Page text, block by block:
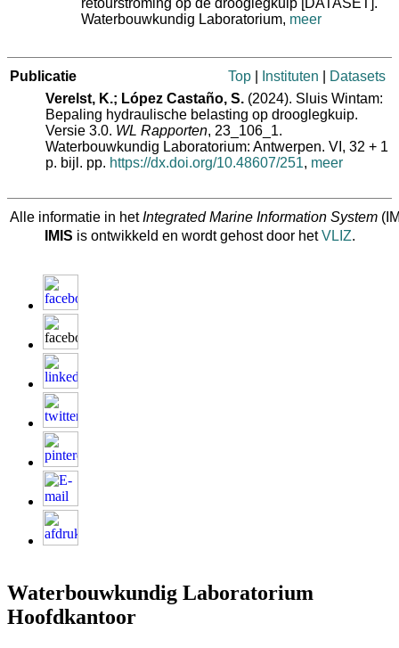
Waterbouwkundig Laboratorium, meer
Publicatie Top Instituten
Datasets
Verelst, K.; López Castaño, S. (2024). Sluis Wintam:
Bepaling hydraulische belasting op drooglegkuip.
Versie 3.0. WL Rapporten, 23_106_1.
Waterbouwkundig Laboratorium: Antwerpen. VI, 32 + 1
p. bijl. pp. https://dx.doi.org/10.48607/251, meer
Alle informatie in hetIntegrated Marine Information System
IMIS is ontwikkeld en wordt gehost door hetVLIZ.
Waterbouwkundig Laboratorium
Hoofdkantoor